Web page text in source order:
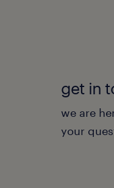
get in
we are
your